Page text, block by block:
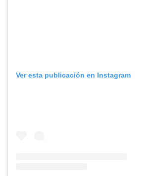
Ver esta publicación en Instagram